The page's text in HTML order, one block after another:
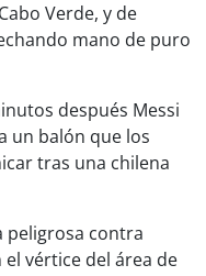
Verde, y de
mano de puro
después Messi
un balón que los
tras una chilena
peligrosa contra
vértice del área de